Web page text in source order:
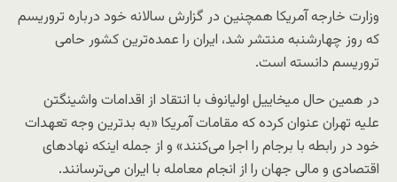
وزارت خارجه آمریکا همچنین در گزارش سالانه خود درباره تروریسم
که روز چهارشنبه منتشر شد، ایران را عمده‌ترین کشور حامی
تروریسم دانسته است.
در همین حال میخاییل اولیانوف با انتقاد از اقدامات واشینگتن
علیه تهران عنوان کرده که مقامات آمریکا «به بد‌ترین وجه تعهدات
خود در رابطه با برجام را اجرا می‌کنند» و از جمله اینکه نهادهای
اقتصادی و مالی جهان را از انجام معامله با ایران می‌ترسانند.